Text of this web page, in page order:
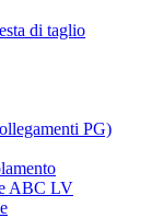
di taglio
PG)
ABC LV